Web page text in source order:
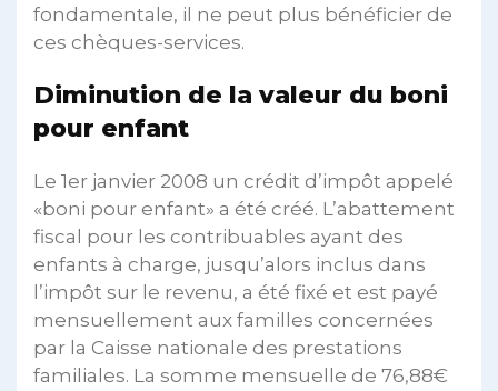
fondamentale, il ne peut plus bénéficier de
ces chèques-services.
Diminution de la valeur du boni
pour enfant
Le 1er janvier 2008 un crédit d’impôt appelé
«boni pour enfant» a été créé. L’abattement
fiscal pour les contribuables ayant des
enfants à charge, jusqu’alors inclus dans
l’impôt sur le revenu, a été fixé et est payé
mensuellement aux familles concernées
par la Caisse nationale des prestations
familiales. La somme mensuelle de 76,88€